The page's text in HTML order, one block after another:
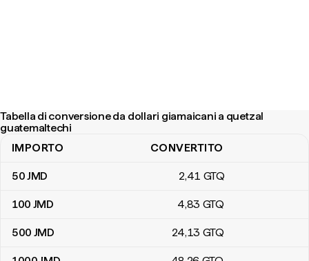
Tabella di conversione da dollari giamaicani a quetzal
guatemaltechi
Tabella di conversione da dollari giamaicani a quetzal
IMPORTO CONVERTITO
50JMD 2,41 GTQ
100 JMD 4,83 GTQ
500 JMD 24,13 GTQ